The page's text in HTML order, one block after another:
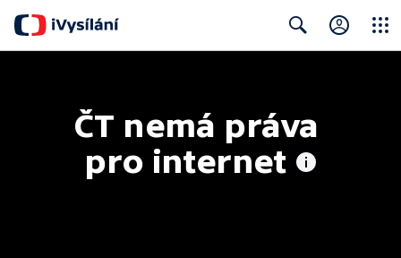
ČT nemá práva
pro internet